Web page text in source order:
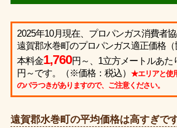
2025年10月現在、プロパンガス消費者
遠賀郡水巻町のプロパンガス適正価格
本料金1,760円～、1立方メートルあた
円～です。（※価格：税込） ★エリアと使
のバラつきがありますので、ご注意ください。
遠賀郡水巻町の平均価格は高すぎで